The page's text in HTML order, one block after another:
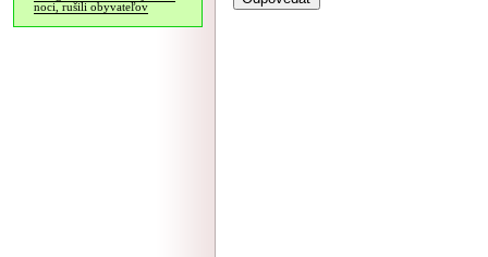
noci, rušili obyvateľov